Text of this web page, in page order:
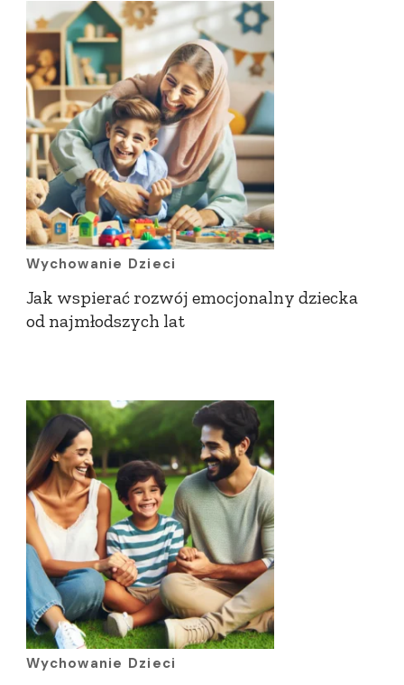
Wychowanie Dzieci
Jak wspierać rozwój emocjonalny dziecka
od najmłodszych lat
Wychowanie Dzieci